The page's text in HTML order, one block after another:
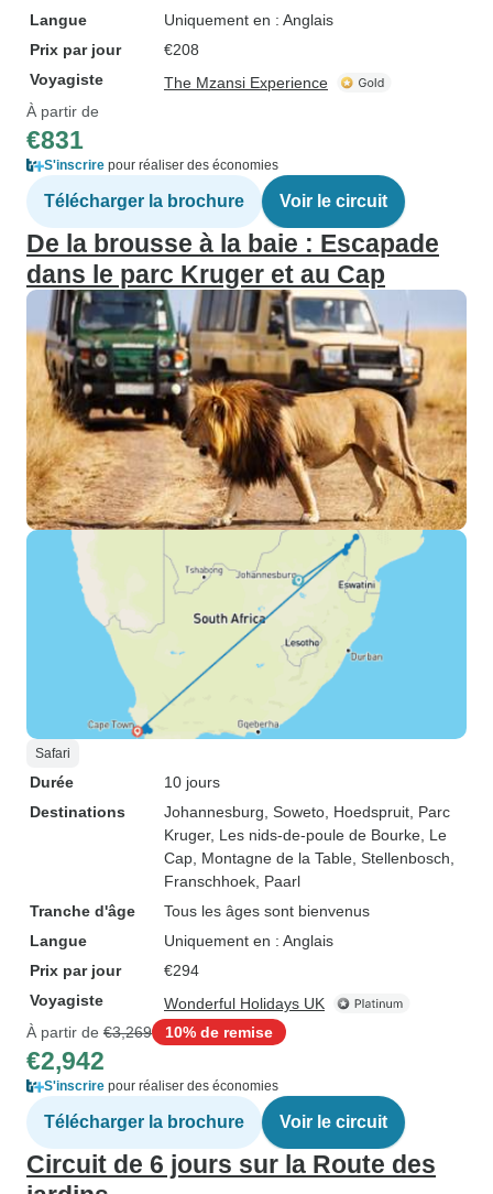
Langue
Uniquement en : Anglais
Prix par jour
€208
Voyagiste
The Mzansi Experience
À partir de
€831
S'inscrire pour réaliser des économies
Télécharger la brochure Voir le circuit
De la brousse à la baie : Escapade
dans le parc Kruger et au Cap
Safari
Durée
10 jours
Destinations
Johannesburg , Soweto , Hoedspruit , Parc
Kruger, Les nids-de-poule de Bourke , Le
Cap , Montagne de la Table , Stellenbosch
Franschhoek , Paarl
Tranche d'âge
Tous les âges sont bienvenus
Langue
Uniquement en : Anglais
Prix par jour
€294
Voyagiste
Wonderful Holidays UK
À partir de €3,269 10% de remise
€2,942
S'inscrire pour réaliser des économies
Télécharger la brochure Voir le circuit
Circuit de 6 jours sur la Route des